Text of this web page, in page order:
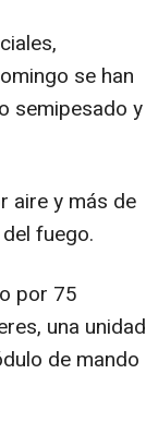
se han
semipesado y
aire y más de
fuego.
por 75
una unidad
de mando